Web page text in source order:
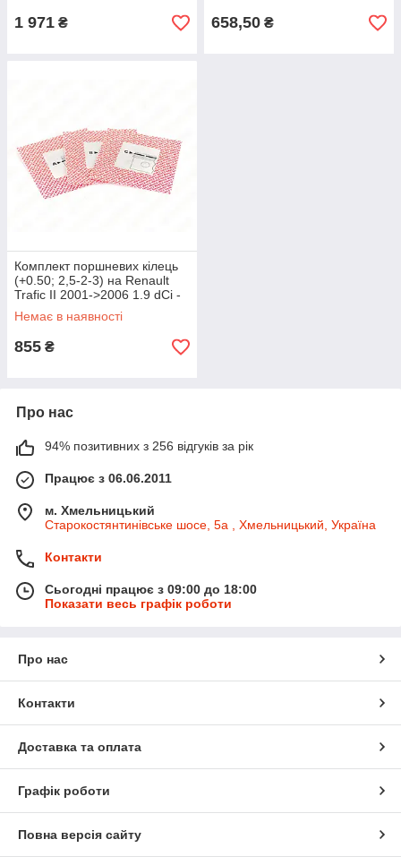
1 971 ₴ 658,50 ₴
Комплект поршневих кілець
(+0.50; 2,5-2-3) на Renault
Trafic II 2001->2006 1.9 dCi -
Mahle - 02158V2
Немає в наявності
855 ₴
Про нас
94% позитивних з 256 відгуків за рік
Працює з 06.06.2011
м. Хмельницький
Старокостянтинівське шосе, 5а , Хмельницький, Україна
Контакти
Сьогодні працює з 09:00 до 18:00
Показати весь графік роботи
Про нас
Контакти
Доставка та оплата
Графік роботи
Повна версія сайту